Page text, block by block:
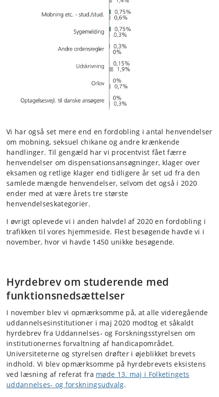
Vi har også set mere end en fordobling i antal henvendelser
om mobning, seksuel chikane og andre krænkende
handlinger. Til gengæld har vi procentvist fået færre
henvendelser om dispensationsansøgninger, klager over
eksamen og retlige klager end tidligere år set ud fra den
samlede mængde henvendelser, selvom det også i 2020
ender med at være årets tre største
henvendelseskategorier.
I øvrigt oplevede vi i anden halvdel af 2020 en fordobling i
trafikken til vores hjemmeside. Flest besøgende havde vi i
november, hvor vi havde 1450 unikke besøgende.
Hyrdebrev om studerende med
funktionsnedsættelser
I november blev vi opmærksomme på, at alle videregående
uddannelsesinstitutioner i maj 2020 modtog et såkaldt
hyrdebrev fra Uddannelses- og Forskningsstyrelsen om
institutionernes forvaltning af handicapområdet.
Universiteterne og styrelsen drøfter i øjeblikket brevets
indhold. Vi blev opmærksomme på hyrdebrevets eksistens
ved læsning af referat fra møde 13. maj i Folketingets
uddannelses- og forskningsudvalg.